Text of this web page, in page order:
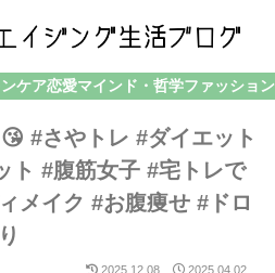
ケア恋愛マインド・哲学ファッション
#さやトレ #ダイエット
ト #腹筋女子 #宅トレで
メイク #お腹痩せ #ドロ
2025.12.08 2025.04.02